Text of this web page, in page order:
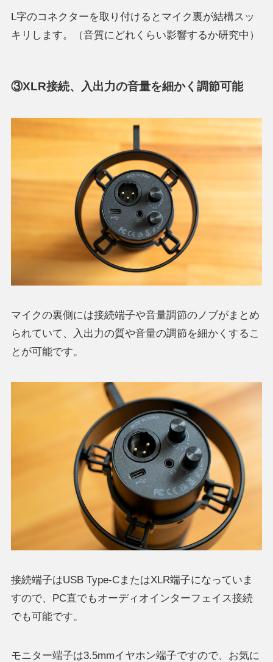
L字のコネクターを取り付けるとマイク裏が結構スッ
キリします。（音質にどれくらい影響するか研究中）
③XLR接続、入出力の音量を細かく調節可能
マイクの裏側には接続端子や音量調節のノブがまとめ
られていて、入出力の質や音量の調節を細かくするこ
とが可能です。
接続端子はUSB Type-CまたはXLR端子になっていま
すので、PC直でもオーディオインターフェイス接続
でも可能です。
モニター端子は3.5mmイヤホン端子ですので、お気に